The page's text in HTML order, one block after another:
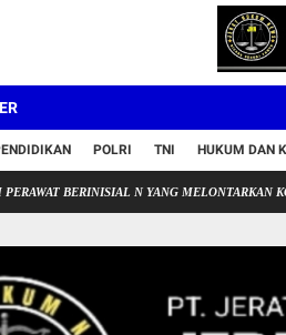
POLRI TNI HUKUM DAN
BERINISIAL N YANG MELONTARKAN